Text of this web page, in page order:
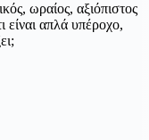
ωραίος, αξιόπιστος
είναι απλά υπέροχο,